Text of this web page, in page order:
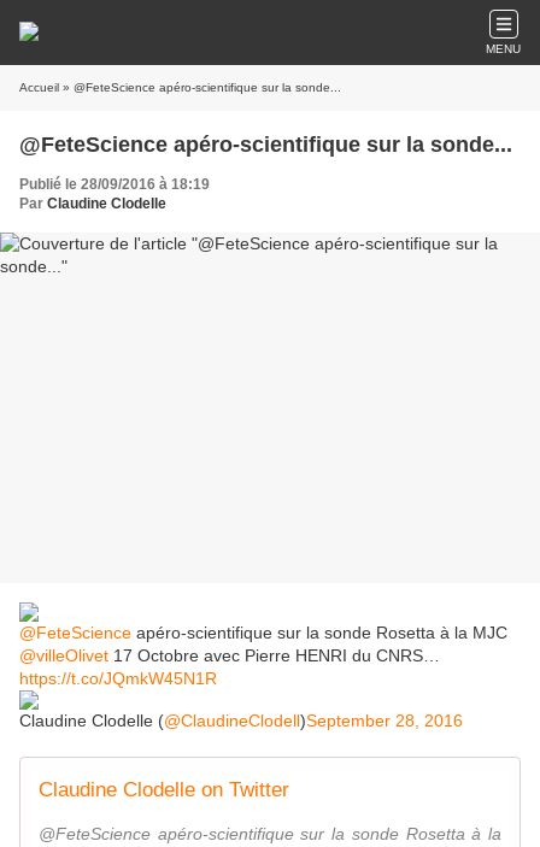
MENU
Accueil » @FeteScience apéro-scientifique sur la sonde...
@FeteScience apéro-scientifique sur la sonde...
Publié le 28/09/2016 à 18:19
Par Claudine Clodelle
@FeteScience apéro-scientifique sur la sonde Rosetta à la MJC
@villeOlivet 17 Octobre avec Pierre HENRI du CNRS…
https://t.co/JQmkW45N1R
Claudine Clodelle (@ClaudineClodell)September 28, 2016
Claudine Clodelle on Twitter
@FeteScience apéro-scientifique sur la sonde Rosetta à la